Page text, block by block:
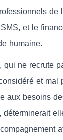
de
et le
humaine.
qui ne recrute
et mal
aux besoins